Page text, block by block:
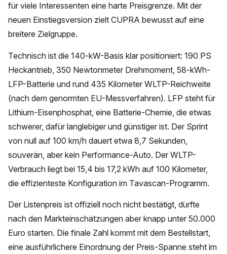
für viele Interessenten eine harte Preisgrenze. Mit der
neuen Einstiegsversion zielt CUPRA bewusst auf eine
breitere Zielgruppe.
Technisch ist die 140-kW-Basis klar positioniert: 190 PS
Heckantrieb, 350 Newtonmeter Drehmoment, 58-kWh-
LFP-Batterie und rund 435 Kilometer WLTP-Reichweite
(nach dem genormten EU-Messverfahren). LFP steht für
Lithium-Eisenphosphat, eine Batterie-Chemie, die etwas
schwerer, dafür langlebiger und günstiger ist. Der Sprint
von null auf 100 km/h dauert etwa 8,7 Sekunden,
souverän, aber kein Performance-Auto. Der WLTP-
Verbrauch liegt bei 15,4 bis 17,2 kWh auf 100 Kilometer,
die effizienteste Konfiguration im Tavascan-Programm.
Der Listenpreis ist offiziell noch nicht bestätigt, dürfte
nach den Markteinschätzungen aber knapp unter 50.000
Euro starten. Die finale Zahl kommt mit dem Bestellstart,
eine ausführlichere Einordnung der Preis-Spanne steht im